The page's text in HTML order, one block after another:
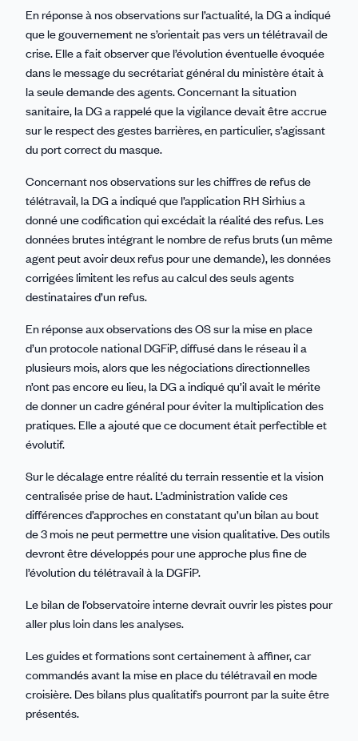
En réponse à nos observations sur l’actualité, la DG a indiqué
que le gouvernement ne s’orientait pas vers un télétravail de
crise. Elle a fait observer que l’évolution éventuelle évoquée
dans le message du secrétariat général du ministère était à
la seule demande des agents. Concernant la situation
sanitaire, la DG a rappelé que la vigilance devait être accrue
sur le respect des gestes barrières, en particulier, s’agissant
du port correct du masque.
Concernant nos observations sur les chiffres de refus de
télétravail, la DG a indiqué que l’application RH Sirhius a
donné une codification qui excédait la réalité des refus. Les
données brutes intégrant le nombre de refus bruts (un même
agent peut avoir deux refus pour une demande), les données
corrigées limitent les refus au calcul des seuls agents
destinataires d’un refus.
En réponse aux observations des OS sur la mise en place
d’un protocole national DGFiP, diffusé dans le réseau il a
plusieurs mois, alors que les négociations directionnelles
n’ont pas encore eu lieu, la DG a indiqué qu’il avait le mérite
de donner un cadre général pour éviter la multiplication des
pratiques. Elle a ajouté que ce document était perfectible et
évolutif.
Sur le décalage entre réalité du terrain ressentie et la vision
centralisée prise de haut. L’administration valide ces
différences d’approches en constatant qu’un bilan au bout
de 3 mois ne peut permettre une vision qualitative. Des outils
devront être développés pour une approche plus fine de
l’évolution du télétravail à la DGFiP.
Le bilan de l’observatoire interne devrait ouvrir les pistes pour
aller plus loin dans les analyses.
Les guides et formations sont certainement à affiner, car
commandés avant la mise en place du télétravail en mode
croisière. Des bilans plus qualitatifs pourront par la suite être
présentés.